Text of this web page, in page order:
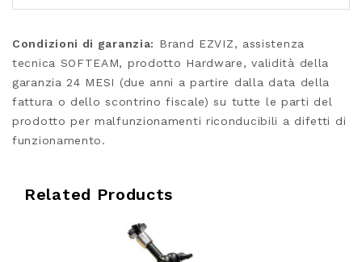
Condizioni di garanzia: Brand EZVIZ, assistenza
tecnica SOFTEAM, prodotto Hardware, validità della
garanzia 24 MESI (due anni a partire dalla data della
fattura o dello scontrino fiscale) su tutte le parti del
prodotto per malfunzionamenti riconducibili a difetti di
funzionamento.
Related Products